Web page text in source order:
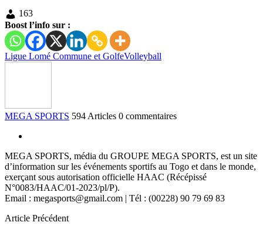
163
Boost l’info sur :
Ligue Lomé Commune et GolfeVolleyball
MEGA SPORTS 594 Articles 0 commentaires
MEGA SPORTS, média du GROUPE MEGA SPORTS, est un site
d’information sur les événements sportifs au Togo et dans le monde,
exerçant sous autorisation officielle HAAC (Récépissé
N°0083/HAAC/01-2023/pl/P).
Email : megasports@gmail.com | Tél : (00228) 90 79 69 83
Article Précédent